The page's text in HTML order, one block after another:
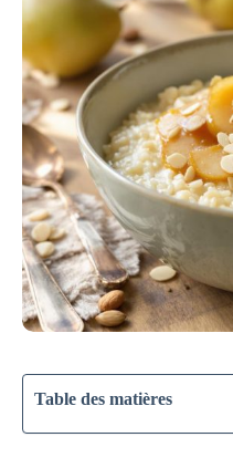
Table des matières